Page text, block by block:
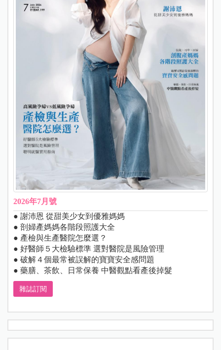
2026年7月號
● 謝沛恩 從甜美少女到優雅媽媽
● 剖婦產媽媽各階段照護大全
● 產檢與生產醫院怎麼選？
● 好醫師５大檢驗標準 選對醫院是風險管理
● 破解４個最常被誤解的寶寶安全感問題
● 藥膳、茶飲、日常保養 中醫觀點看產後掉髮
雜誌訂閱